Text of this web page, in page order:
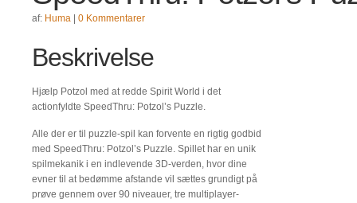
af: Huma 0 Kommentarer
Beskrivelse
Hjælp Potzol med at redde Spirit World i det
actionfyldte SpeedThru: Potzol’s Puzzle.
Alle der er til puzzle-spil kan forvente en rigtig godbid
med SpeedThru: Potzol’s Puzzle. Spillet har en unik
spilmekanik i en indlevende 3D-verden, hvor dine
evner til at bedømme afstande vil sættes grundigt på
prøve gennem over 90 niveauer, tre multiplayer-